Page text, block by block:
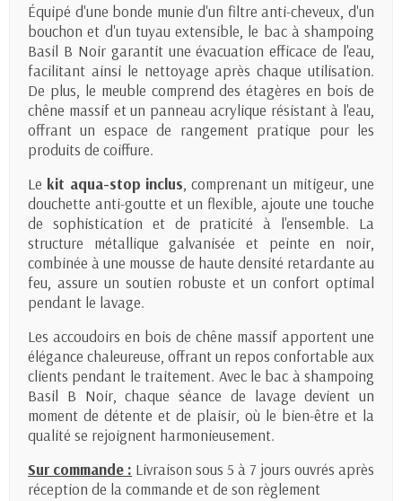
Équipé d'une bonde munie d'un filtre anti-cheveux, d'un
bouchon et d'un tuyau extensible, le bac à shampoing
Basil B Noir garantit une évacuation efficace de l'eau,
facilitant ainsi le nettoyage après chaque utilisation.
De plus, le meuble comprend des étagères en bois de
chêne massif et un panneau acrylique résistant à l'eau,
offrant un espace de rangement pratique pour les
produits de coiffure.
Le kit aqua-stop inclus , comprenant un mitigeur, une
douchette anti-goutte et un flexible, ajoute une touche
de sophistication et de praticité à l'ensemble. La
structure métallique galvanisée et peinte en noir,
combinée à une mousse de haute densité retardante au
feu, assure un soutien robuste et un confort optimal
pendant le lavage.
Les accoudoirs en bois de chêne massif apportent une
élégance chaleureuse, offrant un repos confortable aux
clients pendant le traitement. Avec le bac à shampoing
Basil B Noir, chaque séance de lavage devient un
moment de détente et de plaisir, où le bien-être et la
qualité se rejoignent harmonieusement.
Sur commande : Livraison sous 5 à 7 jours ouvrés après
réception de la commande et de son règlement